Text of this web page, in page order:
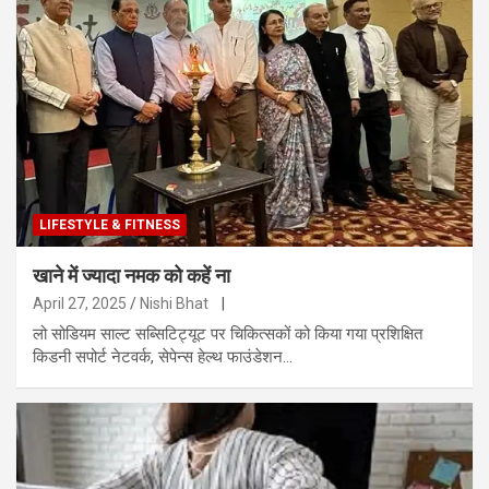
LIFESTYLE & FITNESS
खाने में ज्यादा नमक को कहें ना
April 27, 2025 Nishi Bhat
लो सोडियम साल्ट सब्सिटिट्यूट पर चिकित्सकों को किया गया प्रशिक्षित
किडनी सपोर्ट नेटवर्क, सेपेन्स हेल्थ फाउंडेशन…